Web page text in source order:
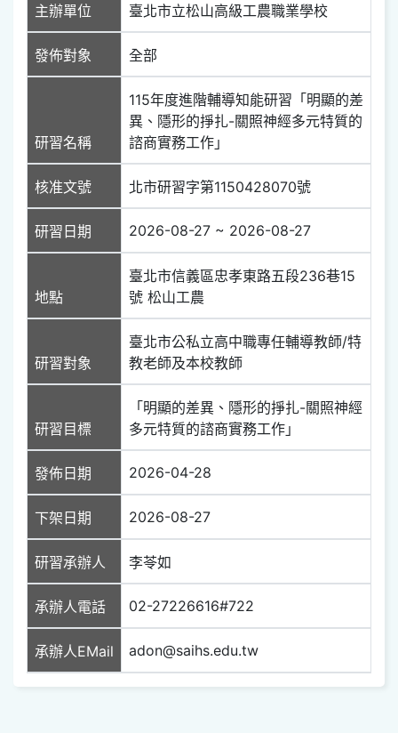
主辦單位 臺北市立松山高級工農職業學校
發佈對象 全部
研習名稱
115年度進階輔導知能研習「明顯的差
異、隱形的掙扎-關照神經多元特質的
諮商實務工作」
核准文號 北市研習字第1150428070號
研習日期 2026-08-27 ~ 2026-08-27
地點
臺北市信義區忠孝東路五段236巷15
號 松山工農
研習對象
臺北市公私立高中職專任輔導教師/特
教老師及本校教師
研習目標
「明顯的差異、隱形的掙扎-關照神經
多元特質的諮商實務工作」
發佈日期 2026-04-28
下架日期 2026-08-27
研習承辦人 李苓如
承辦人電話 02-27226616#722
承辦人EMail adon@saihs.edu.tw